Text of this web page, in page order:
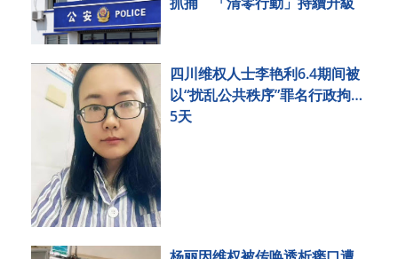
四川维权人士李艳利6.4期间被
以“扰乱公共秩序”罪名行政拘留
5天